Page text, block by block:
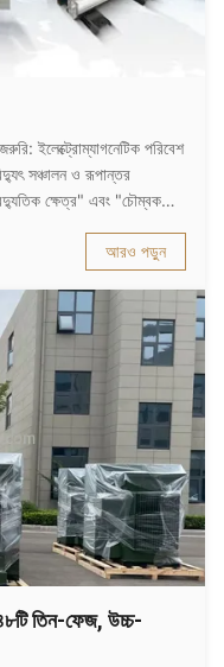
ইলেক্ট্রোম্যাগনেটিক পরিবেশ
সঞ্চালন ও রূপান্তর
ক্ষেত্র" এবং "চৌম্বক
আরও পড়ুন
তিন-ফেজ, উচ্চ-